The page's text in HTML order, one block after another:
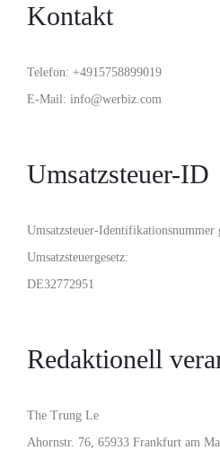
Kontakt
Telefon: +4915758899019
E-Mail: info@werbiz.com
Umsatzsteuer-ID
Umsatzsteuer-Identifikationsnummer
Umsatzsteuergesetz:
DE32772951
Redaktionell
The Trung Le
Ahornstr. 76, 65933 Frankfurt am